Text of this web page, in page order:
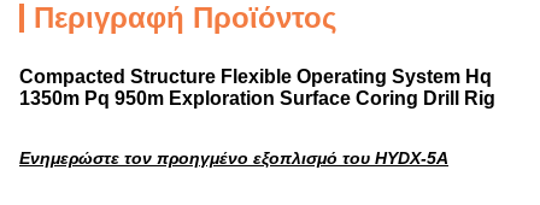
Περιγραφή Προϊόντος
Compacted Structure Flexible Operating System Hq
1350m Pq 950m Exploration Surface Coring Drill Rig
Ενημερώστε τον προηγμένο εξοπλισμό του HYDX-5A